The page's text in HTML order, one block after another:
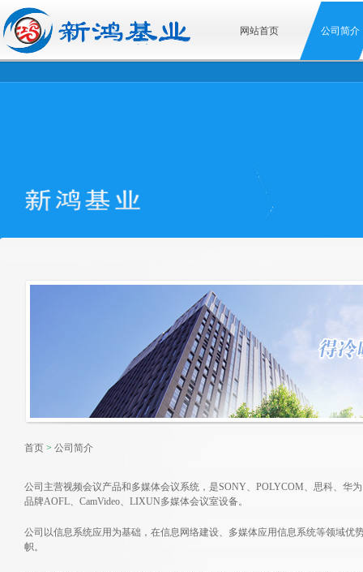
网站首页 公司简介
首页 > 公司简介
公司主营视频会议产品和多媒体会议系统，是SONY、 POLYCOM、 思科、 华
品牌AOFL、 CamVideo、 LIXUN多媒体会议室设备。
公司以信息系统应用为基础，在信息网络建设、多媒体应用信息系统等领域优
帜。